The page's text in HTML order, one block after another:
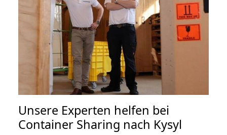
Unsere Experten helfen bei
Container Sharing nach Kysyl